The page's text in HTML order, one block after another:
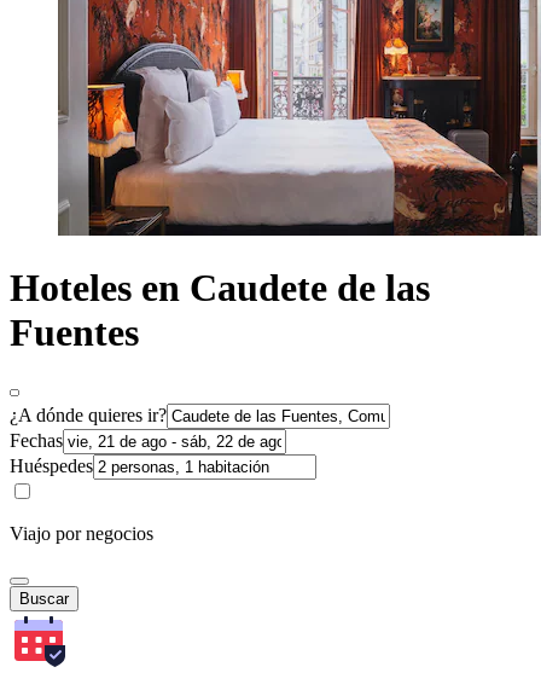
Hoteles en Caudete de las
Fuentes
¿A dónde quieres ir?
Fechas
Huéspedes
Viajo por negocios
Buscar